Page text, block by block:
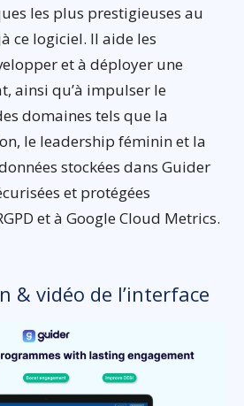
les plus prestigieuses au
ce logiciel. Il aide les
et à déployer une
ainsi qu’à impulser le
domaines tels que la
le leadership féminin et la
stockées dans Guider
et protégées
et à Google Cloud Metrics.
& vidéo de l’interface